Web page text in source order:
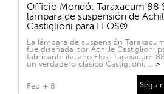
Officio Mondó: Taraxacum 88
lámpara de suspensión de
Castiglioni para FLOS®
La lámpara de suspensión
fue diseñada por Achille Castiglioni
fabricante italiano Flos. Taraxacum
un verdadero clásico Castiglioni, … >
Feb + 8